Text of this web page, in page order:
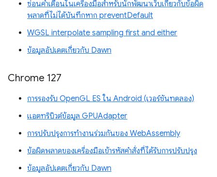
ซ่อนคำเตือนในเครื่องมือสำหรับนักพัฒนาเว็บเกี่ยวกับข้อผิด
พลาดที่ไม่ได้บันทึกหาก preventDefault
WGSL interpolate sampling first and either
ข้อมูลอัปเดตเกี่ยวกับ Dawn
Chrome 127
การรองรับ OpenGL ES ใน Android (เวอร์ชันทดลอง)
แอตทริบิวต์ข้อมูล GPUAdapter
การปรับปรุงการทำงานร่วมกันของ WebAssembly
ข้อผิดพลาดของเครื่องมือเข้ารหัสคำสั่งที่ได้รับการปรับปรุง
ข้อมูลอัปเดตเกี่ยวกับ Dawn